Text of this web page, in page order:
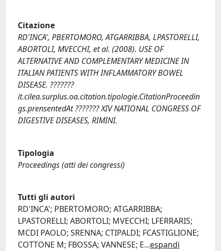
Citazione
RD'INCA', PBERTOMORO, ATGARRIBBA, LPASTORELLI,
ABORTOLI, MVECCHI, et al. (2008). USE OF
ALTERNATIVE AND COMPLEMENTARY MEDICINE IN
ITALIAN PATIENTS WITH INFLAMMATORY BOWEL
DISEASE. ???????
it.cilea.surplus.oa.citation.tipologie.CitationProceedin
gs.prensentedAt ??????? XIV NATIONAL CONGRESS OF
DIGESTIVE DISEASES, RIMINI.
Tipologia
Proceedings (atti dei congressi)
Tutti gli autori
RD'INCA'; PBERTOMORO; ATGARRIBBA;
LPASTORELLI; ABORTOLI; MVECCHI; LFERRARIS;
MCDI PAOLO; SRENNA; CTIPALDI; FCASTIGLIONE;
COTTONE M; FBOSSA; VANNESE; E...espandi